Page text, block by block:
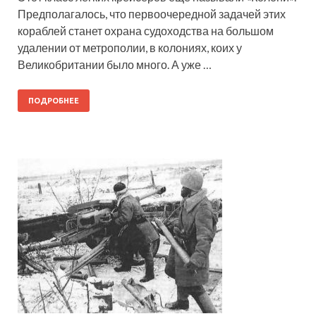
Предполагалось, что первоочередной задачей этих
кораблей станет охрана судоходства на большом
удалении от метрополии, в колониях, коих у
Великобритании было много. А уже …
ПОДРОБНЕЕ